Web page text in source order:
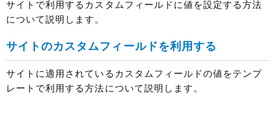
サイトで利用するカスタムフィールドに値を設定する方法
について説明します。
サイトのカスタムフィールドを利用する
サイトに適用されているカスタムフィールドの値をテンプ
レートで利用する方法について説明します。